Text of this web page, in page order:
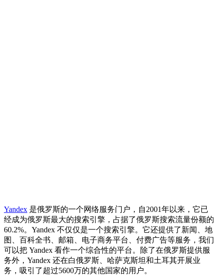
Yandex 是俄罗斯的一个网络服务门户，自2001年以来，它已
经成为俄罗斯最大的搜索引擎，占据了俄罗斯搜索流量份额的
60.2%。Yandex 不仅仅是一个搜索引擎。它还提供了新闻、地
图、百科全书、邮箱、电子商务平台、付费广告等服务，我们
可以把 Yandex 看作一个综合性的平台。除了在俄罗斯提供服
务外，Yandex 还在白俄罗斯、哈萨克斯坦和土耳其开展业
务，吸引了超过5600万的其他国家的用户。